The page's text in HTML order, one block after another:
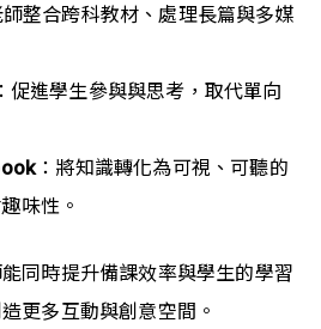
整合跨科教材、處理長篇與多媒
促進學生參與與思考，取代單向
：將知識轉化為可視、可聽的
味性。
同時提升備課效率與學生的學習
更多互動與創意空間。